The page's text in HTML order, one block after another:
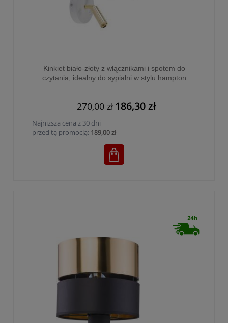
Kinkiet biało-złoty z włącznikami i spotem do
czytania, idealny do sypialni w stylu hampton
270,00 zł 186,30 zł
Najniższa cena z 30 dni
przed tą promocją: 189,00 zł